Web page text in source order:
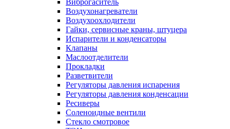
Виброгаситель
Воздухонагреватели
Воздухоохлодители
Гайки, сервисные краны, штуцера
Испарители и конденсаторы
Клапаны
Маслоотделители
Прокладки
Разветвители
Регуляторы давления испарения
Регуляторы давления конденсации
Ресиверы
Соленоидные вентили
Стекло смотровое